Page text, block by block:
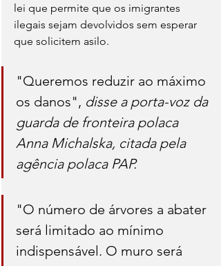
lei que permite que os imigrantes
ilegais sejam devolvidos sem esperar
que solicitem asilo.
"Queremos reduzir ao máximo
os danos", disse a porta-voz da
guarda de fronteira polaca
Anna Michalska, citada pela
agência polaca PAP.
"O número de árvores a abater
será limitado ao mínimo
indispensável. O muro será